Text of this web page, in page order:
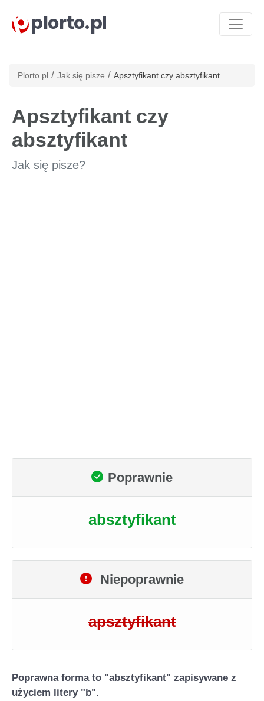
plorto.pl
Plorto.pl / Jak się pisze / Apsztyfikant czy absztyfikant
Apsztyfikant czy
absztyfikant
Jak się pisze?
Poprawnie
absztyfikant
Niepoprawnie
apsztyfikant
Poprawna forma to "absztyfikant" zapisywane z
użyciem litery "b".